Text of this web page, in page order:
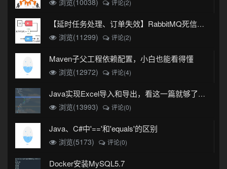
评论(2)
【延时任务处理、订单失效】RabbitMQ死信队列实现
浏览(11299)
评论(2)
Maven子父工程依赖配置，小白也能看得懂
浏览(12972) 评论(4)
Java实现Excel导入和导出，看这一篇就够了(珍藏版)
浏览(13993)
评论(0)
Java、C#中'=='和'equals'的区别
浏览(5173) 评论(0)
Docker安装MySQL5.7